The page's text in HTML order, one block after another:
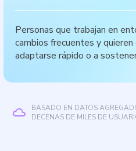
Personas que trabajan en
cambios frecuentes y
adaptarse rápido o a
BASADO EN DATOS
DECENAS DE MILES DE